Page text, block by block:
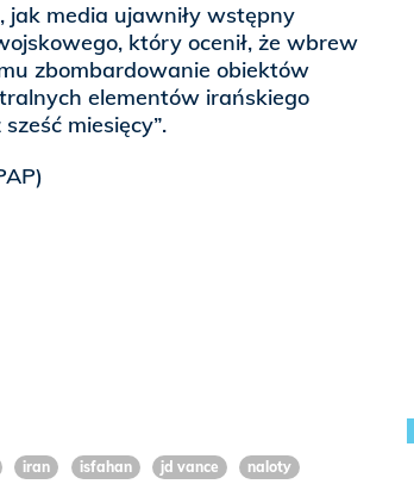
jak media ujawniły wstępny
który ocenił, że wbrew
zbombardowanie obiektów
elementów irańskiego
miesięcy”.
iran isfahan jd vance naloty